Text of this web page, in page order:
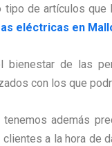
de artículos que
eléctricas en
bienestar de las
con los que
tenemos además
a la hora de